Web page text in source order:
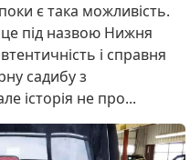
є така можливість.
під назвою Нижня
і справня
садибу з
історія не про...